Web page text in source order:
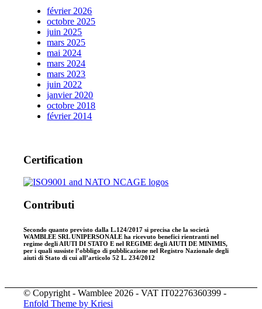
février 2026
octobre 2025
juin 2025
mars 2025
mai 2024
mars 2024
mars 2023
juin 2022
janvier 2020
octobre 2018
février 2014
Certification
Contributi
Secondo quanto previsto dalla L.124/2017 si precisa che la società
WAMBLEE SRL UNIPERSONALE ha ricevuto benefici rientranti nel
regime degli AIUTI DI STATO E nel REGIME degli AIUTI DE MINIMIS,
per i quali sussiste l’obbligo di pubblicazione nel Registro Nazionale degli
aiuti di Stato di cui all’articolo 52 L. 234/2012
© Copyright - Wamblee 2026 - VAT IT02276360399 -
Enfold Theme by Kriesi